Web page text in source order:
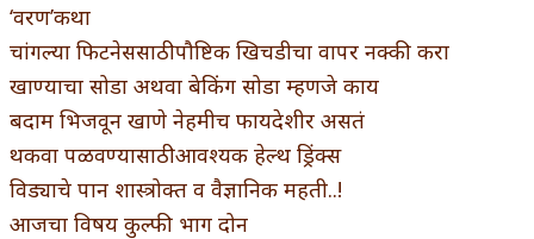
‘वरण’कथा
चांगल्या फिटनेससाठी पौष्टिक खिचडीचा वापर नक्की करा
खाण्याचा सोडा अथवा बेकिंग सोडा म्हणजे काय
बदाम भिजवून खाणे नेहमीच फायदेशीर असतं
थकवा पळवण्यासाठी आवश्यक हेल्थ ड्रिंक्स
विड्याचे पान शास्त्रोक्त व वैज्ञानिक महती..!
आजचा विषय कुल्फी भाग दोन